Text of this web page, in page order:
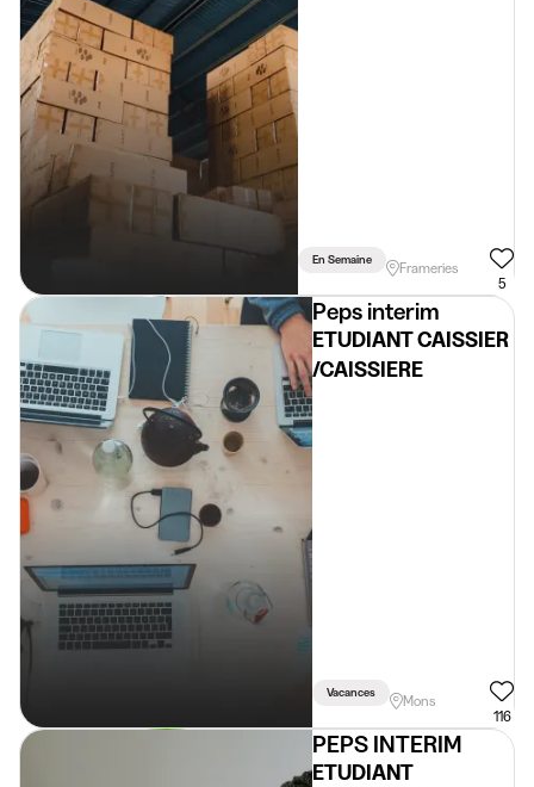
En Semaine
Frameries
5
Peps interim
ETUDIANT CAISSIER
/CAISSIERE
Vacances
Mons
116
PEPS INTERIM
ETUDIANT